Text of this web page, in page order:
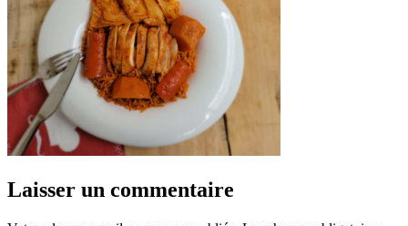
Laisser un commentaire